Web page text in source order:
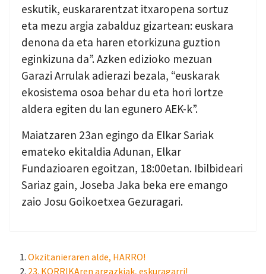
eskutik, euskararentzat itxaropena sortuz
eta mezu argia zabalduz gizartean: euskara
denona da eta haren etorkizuna guztion
eginkizuna da”. Azken edizioko mezuan
Garazi Arrulak adierazi bezala, “euskarak
ekosistema osoa behar du eta hori lortze
aldera egiten du lan egunero AEK-k”.
Maiatzaren 23an egingo da Elkar Sariak
emateko ekitaldia Adunan, Elkar
Fundazioaren egoitzan, 18:00etan. Ibilbideari
Sariaz gain, Joseba Jaka beka ere emango
zaio Josu Goikoetxea Gezuragari.
Okzitanieraren alde, HARRO!
23. KORRIKAren argazkiak, eskuragarri!